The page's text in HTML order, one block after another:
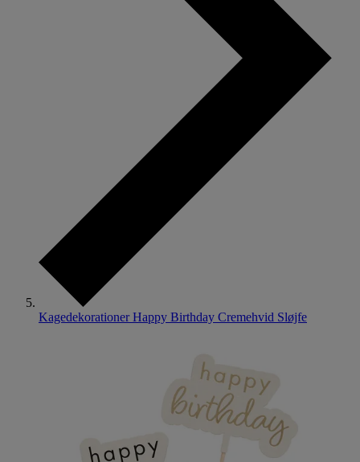
Kagedekorationer Happy Birthday Cremehvid Sløjfe